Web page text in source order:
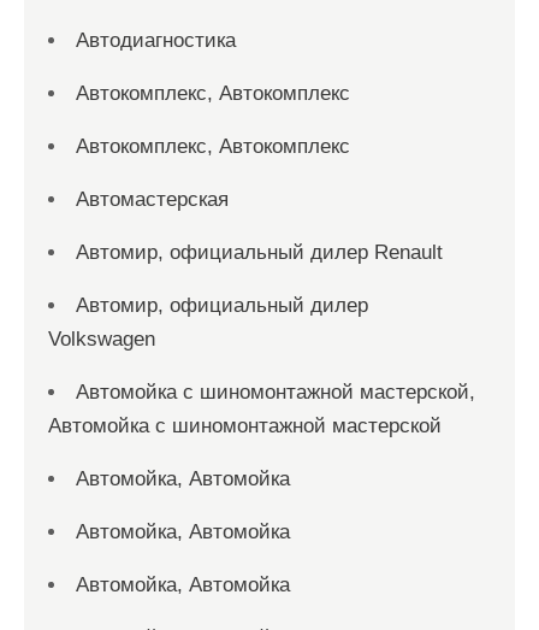
Автодиагностика
Автокомплекс, Автокомплекс
Автокомплекс, Автокомплекс
Автомастерская
Автомир, официальный дилер Renault
Автомир, официальный дилер
Volkswagen
Автомойка с шиномонтажной мастерской,
Автомойка с шиномонтажной мастерской
Автомойка, Автомойка
Автомойка, Автомойка
Автомойка, Автомойка